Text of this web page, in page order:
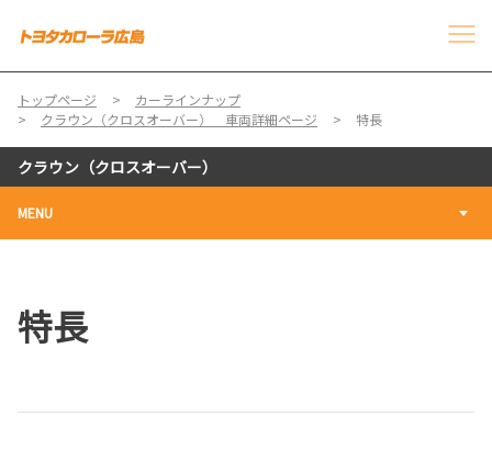
トップページ
カーラインナップ
クラウン（クロスオーバー）＿車両詳細ページ
特長
クラウン（クロスオーバー）
MENU
特長